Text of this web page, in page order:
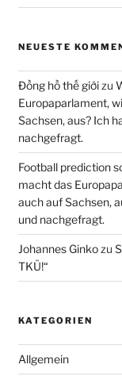
NEUESTE
Đồng hồ thế giớizu
Europaparlament,
Sachsen, aus? Ich
nachgefragt.
Football prediction
macht das
auch auf Sachsen,
und nachgefragt.
Johannes Ginkozu
TKÜ!“
KATEGORIEN
Allgemein